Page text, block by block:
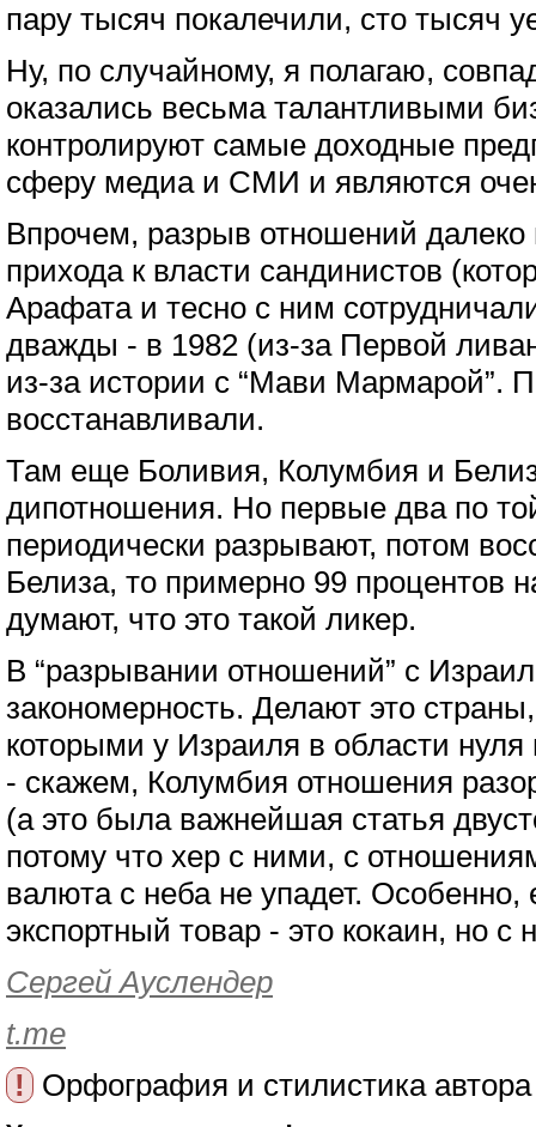
пару тысяч покалечили, сто тысяч
Ну, по случайному, я полагаю,
оказались весьма талантливыми
контролируют самые доходные
сферу медиа и СМИ и являются
Впрочем, разрыв отношений
прихода к власти сандинистов
Арафата и тесно с ним
дважды - в 1982 (из-за Первой
из-за истории с “Мави Мармарой”.
восстанавливали.
Там еще Боливия, Колумбия и
дипотношения. Но первые два по
периодически разрывают, потом
Белиза, то примерно 99 процентов
думают, что это такой ликер.
В “разрывании отношений” с
закономерность. Делают это
которыми у Израиля в области
- скажем, Колумбия отношения
(а это была важнейшая статья
потому что хер с ними, с
валюта с неба не упадет. Особенно,
экспортный товар - это кокаин, но с
Сергей Ауслендер
t.me
!
Орфография и стилистика